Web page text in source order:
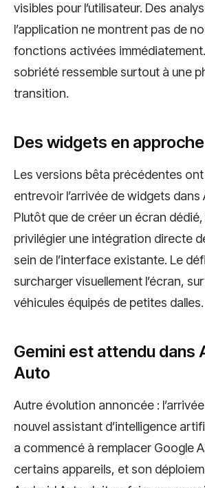
visibles pour l’utilisateur. Des
l’application ne montrent pas de
fonctions activées
sobriété ressemble surtout à une
transition.
Des widgets en approche
Les versions bêta précédentes
entrevoir l’arrivée de widgets dans
Plutôt que de créer un écran
privilégier une intégration directe
sein de l’interface existante. Le
surcharger visuellement l’écran,
véhicules équipés de petites dalles.
Gemini est attendu dans
Auto
Autre évolution annoncée :
nouvel assistant d’intelligence
a commencé à remplacer Google
certains appareils, et son